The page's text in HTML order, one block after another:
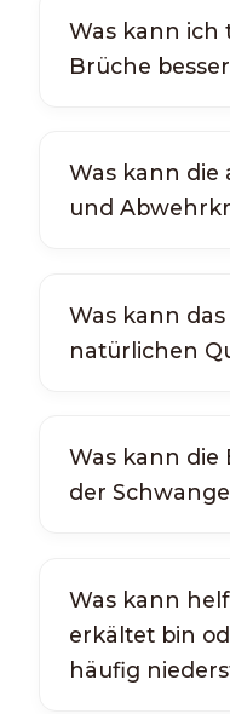
Was kann ich
Brüche
Was kann die
und
Was kann
natürlichen
Was kann
der
Was kann
erkältet bin
häufig